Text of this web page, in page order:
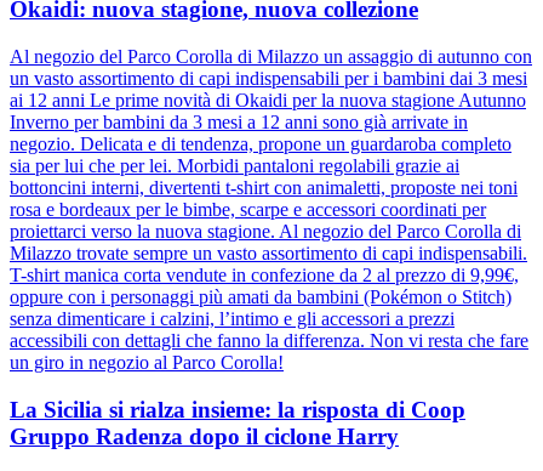
Okaidi: nuova stagione, nuova collezione
Al negozio del Parco Corolla di Milazzo un assaggio di autunno con
un vasto assortimento di capi indispensabili per i bambini dai 3 mesi
ai 12 anni Le prime novità di Okaidi per la nuova stagione Autunno
Inverno per bambini da 3 mesi a 12 anni sono già arrivate in
negozio. Delicata e di tendenza, propone un guardaroba completo
sia per lui che per lei. Morbidi pantaloni regolabili grazie ai
bottoncini interni, divertenti t-shirt con animaletti, proposte nei toni
rosa e bordeaux per le bimbe, scarpe e accessori coordinati per
proiettarci verso la nuova stagione. Al negozio del Parco Corolla di
Milazzo trovate sempre un vasto assortimento di capi indispensabili.
T-shirt manica corta vendute in confezione da 2 al prezzo di 9,99€,
oppure con i personaggi più amati da bambini (Pokémon o Stitch)
senza dimenticare i calzini, l’intimo e gli accessori a prezzi
accessibili con dettagli che fanno la differenza. Non vi resta che fare
un giro in negozio al Parco Corolla!
La Sicilia si rialza insieme: la risposta di Coop
Gruppo Radenza dopo il ciclone Harry